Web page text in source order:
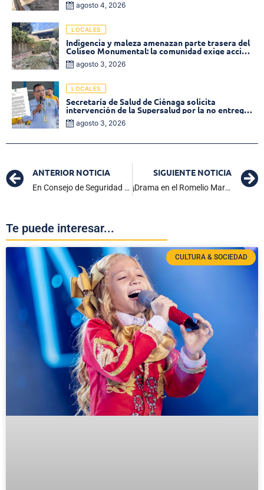
Monumental
agosto 4, 2026
LOCALES
Indigencia y maleza amenazan parte trasera del
Coliseo Monumental: la comunidad exige acción
inmediata!
agosto 3, 2026
LOCALES
Secretaría de Salud de Ciénaga solicita
intervención de la Supersalud por la no entrega
de medicamentos en las EPS
agosto 3, 2026
ANTERIOR NOTICIA
En Consejo de Seguridad se definió instalación de base militar del Ejército en Puebloviejo
SIGUIENTE NOTICIA
¡Drama en el Romelio Martínez! Junior clasifica a semifinales de la Liga BetPlay tras vencer a Once Caldas 3-2
Te puede interesar...
CULTURA & SOCIEDAD